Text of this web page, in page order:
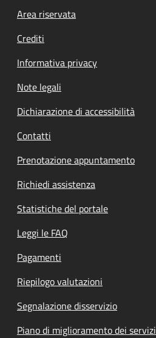
Footer menu
Area riservata
Crediti
Informativa privacy
Note legali
Dichiarazione di accessibilità
Contatti
Prenotazione appuntamento
Richiedi assistenza
Statistiche del portale
Leggi le FAQ
Pagamenti
Riepilogo valutazioni
Segnalazione disservizio
Piano di miglioramento dei servizi